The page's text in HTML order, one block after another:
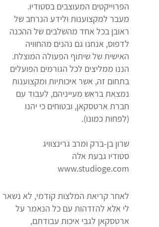
הפרוייקטים המעוצבים בסטודיו.
מעבר למקצוענות ולידע הנרחב של
ראובן בכל אחד מהשלבים של ההכנה
לדפוס, אנחנו גם נהנים מהחוויה
האישית של שיתוף הפעולה המוצלח.
הננו ממליצים לכל הגורמים הפועלים
בתחום זה, אשר איכותיות ומקצוענות
נמצאת בראש מעייניהם, לעבוד עם
חברת ארטסקאן, ובטוחים כי יהנו
(לפחות כמונו).
שרון בן-ברק ומרב גרינצוויג
סטודיו גבעת אלה
www.studioge.com
לאחר קריאת המלצות קודמי, לא נשאר
לי אלא להזדהות עם כל הנאמר על
ארטסקאן לגבי איכות עבודתם,